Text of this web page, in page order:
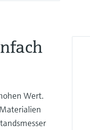
Wert.